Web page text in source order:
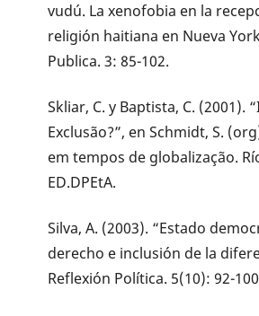
vudú. La xenofobia en la
religión haitiana en Nueva
Publica. 3: 85-102.
Skliar, C. y Baptista, C. (2001).
Exclusão?”, en Schmidt, S.
em tempos de globalização.
ED.DPEtA.
Silva, A. (2003). “Estado
derecho e inclusión de la
Reflexión Política. 5(10): 92-